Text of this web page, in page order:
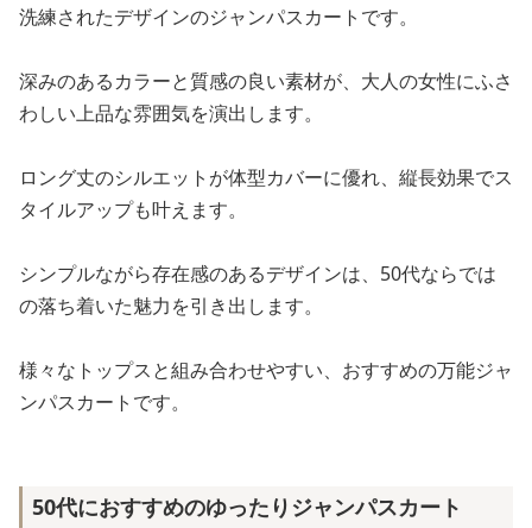
洗練されたデザインのジャンパスカートです。
深みのあるカラーと質感の良い素材が、大人の女性にふさ
わしい上品な雰囲気を演出します。
ロング丈のシルエットが体型カバーに優れ、縦長効果でス
タイルアップも叶えます。
シンプルながら存在感のあるデザインは、50代ならでは
の落ち着いた魅力を引き出します。
様々なトップスと組み合わせやすい、おすすめの万能ジャ
ンパスカートです。
50代におすすめのゆったりジャンパスカート